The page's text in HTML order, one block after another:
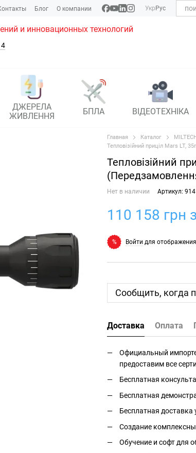
Блог О компании Укр Рус
и инновационных технологий
ДЖЕРЕЛА
ЖИВЛЕННЯ
БПЛА ВІДЕОТЕХНІКА
Главная Каталог
Тепловізійний приціл Mars LT,
Тепловізійний
Нет в наличии Артикул:
110 158 грн
% Войти для
Сообщить, когда
Доставка Оплата
Официальный
предоставим все
Бесплатная
Бесплатная
Бесплатная доставка
Создание
Обучение и софт для